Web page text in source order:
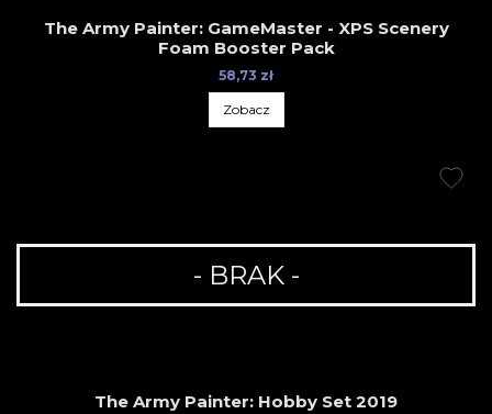
The Army Painter: GameMaster - XPS Scenery
Foam Booster Pack
58,73 zł
Zobacz
- BRAK -
The Army Painter: Hobby Set 2019